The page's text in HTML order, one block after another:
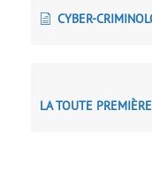
CYBER-